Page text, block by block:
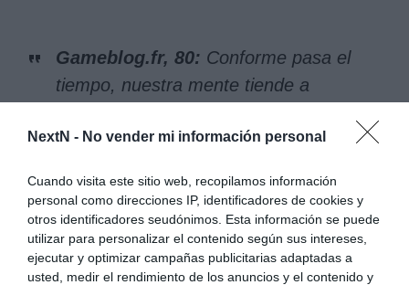
NextN - No vender mi información personal
Cuando visita este sitio web, recopilamos información
personal como direcciones IP, identificadores de cookies y
otros identificadores seudónimos. Esta información se puede
utilizar para personalizar el contenido según sus intereses,
ejecutar y optimizar campañas publicitarias adaptadas a
usted, medir el rendimiento de los anuncios y el contenido y
Gameblog.fr, 80: Conforme pasa el
tiempo, nuestra mente tiende a
momentos especialmente
debemos embarcarnos en un viaje
dos veces, con la esperanza de
volver a vivir la misma experiencia,
ya que no importa lo maravilloso